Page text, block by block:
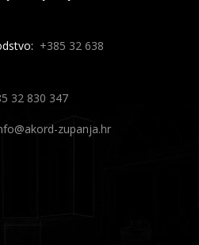
+385 32 638
32 830 347
zupanja.hr